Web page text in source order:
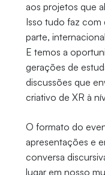
aos projetos que
Isso tudo faz com
parte,
E temos a
gerações de
discussões que
criativo de XR à
O formato do
apresentações e
conversa
lugar em nosso